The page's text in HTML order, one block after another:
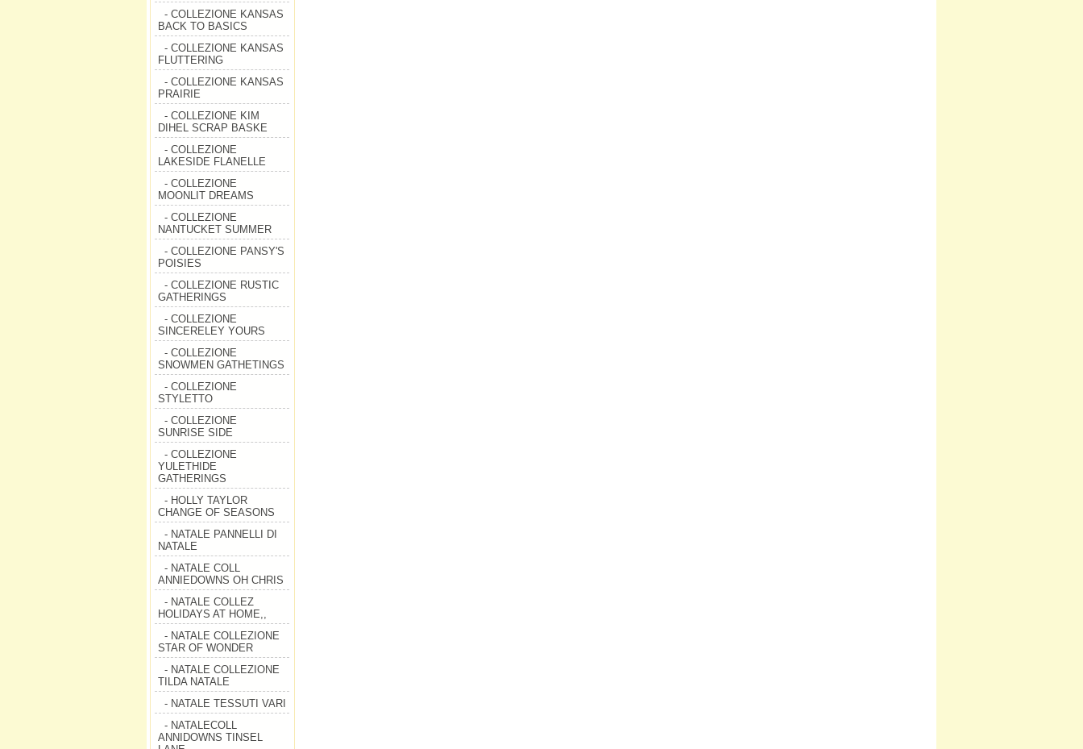
- COLLEZIONE KANSAS
BACK TO BASICS
- COLLEZIONE KANSAS
FLUTTERING
- COLLEZIONE KANSAS
PRAIRIE
- COLLEZIONE KIM
DIHEL SCRAP BASKE
- COLLEZIONE
LAKESIDE FLANELLE
- COLLEZIONE
MOONLIT DREAMS
- COLLEZIONE
NANTUCKET SUMMER
- COLLEZIONE PANSY'S
POISIES
- COLLEZIONE RUSTIC
GATHERINGS
- COLLEZIONE
SINCERELEY YOURS
- COLLEZIONE
SNOWMEN GATHETINGS
- COLLEZIONE
STYLETTO
- COLLEZIONE
SUNRISE SIDE
- COLLEZIONE
YULETHIDE
GATHERINGS
- HOLLY TAYLOR
CHANGE OF SEASONS
- NATALE PANNELLI DI
NATALE
- NATALE COLL
ANNIEDOWNS OH CHRIS
- NATALE COLLEZ
HOLIDAYS AT HOME,,
- NATALE COLLEZIONE
STAR OF WONDER
- NATALE COLLEZIONE
TILDA NATALE
- NATALE TESSUTI VARI
- NATALECOLL
ANNIDOWNS TINSEL